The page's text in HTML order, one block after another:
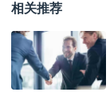
相关推荐